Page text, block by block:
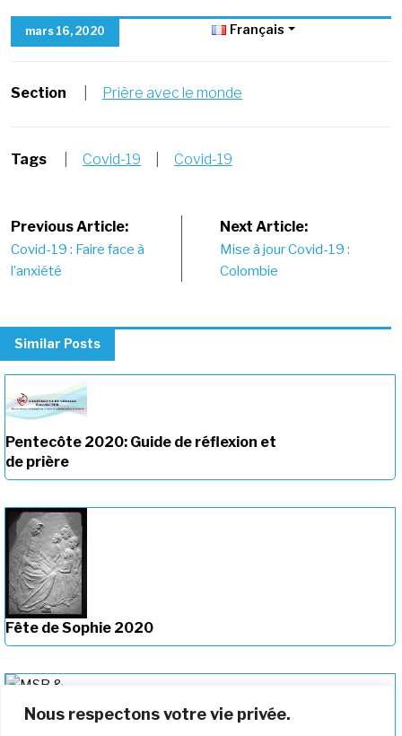
Nous respectons votre vie privée.
mars 16, 2020 Français
Section Prière avec le monde
Tags Covid-19 Covid-19
Post
navigation
Previous Article:
Covid-19 : Faire face à
l’anxiété
Next Article:
Mise à jour Covid-19 :
Colombie
Similar Posts
Pentecôte 2020: Guide de réflexion et
de prière
Fête de Sophie 2020
Épidémies dans la Société du Sacré-